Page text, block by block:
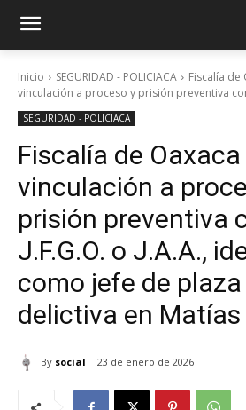
Inicio SEGURIDAD - POLICIACA
Fiscalía de
vinculación a proceso y prisión preventiva
SEGURIDAD - POLICIACA
Fiscalía de
vinculación a
prisión preventiva
J.F.G.O. o J.A.A.,
como jefe de
delictiva en Matías
By social 23 de enero de 2026